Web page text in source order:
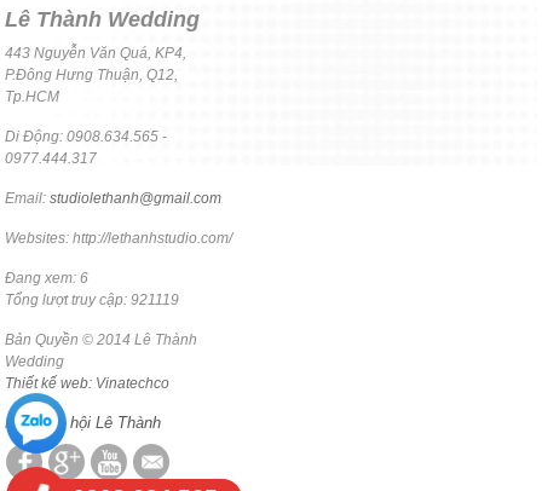
Lê Thành Wedding
443 Nguyễn Văn Quá, KP4,
P.Đông Hưng Thuận, Q12,
Tp.HCM
Di Động: 0908.634.565 -
0977.444.317
Email:studiolethanh@gmail.com
Websites: http://lethanhstudio.com/
Đang xem: 6
Tổng lượt truy cập: 921119
Bản Quyền © 2014 Lê Thành
Wedding
Thiết kế web: Vinatechco
Mạng xã hội Lê Thành